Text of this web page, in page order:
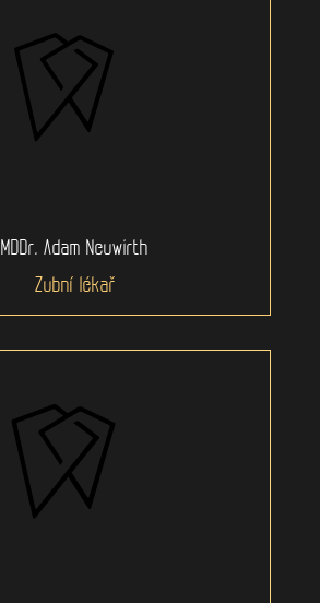
MDDr. Adam Neuwirth
Zubní lékař